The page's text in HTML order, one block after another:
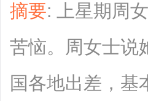
摘要: 上星期周
苦恼。周女士说
国各地出差，基